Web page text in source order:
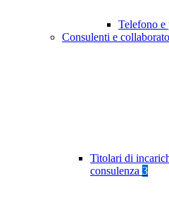
Telefono e
Consulenti e
Titolari di
consulenza 3